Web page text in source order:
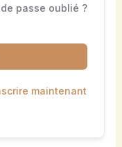
passe oublié ?
maintenant